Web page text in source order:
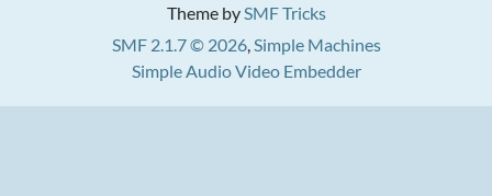
Theme bySMF Tricks
SMF 2.1.7 © 2026,Simple Machines
Simple Audio Video Embedder